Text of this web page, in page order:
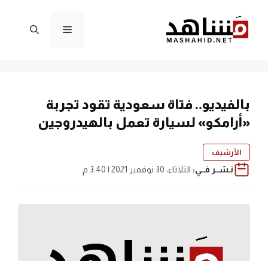
المحتوى
القائمة
بالفيديو.. فتاة سعودية تقود تجربة
«أرامكو» لسيارة تعمل بالهيدروجين
الأرشيف
نـشــر فــي: الثلاثاء، 30 نوفمبر 2021 | 3:40 م